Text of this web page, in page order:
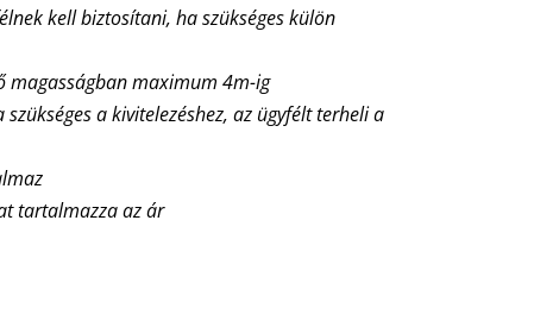
kell biztosítani, ha szükséges külön
magasságban maximum 4m-ig
szükséges a kivitelezéshez, az ügyfélt terheli a
tartalmazza az ár